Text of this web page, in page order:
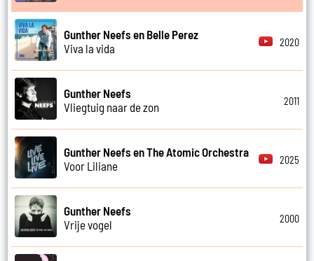
Gunther Neefs en Belle Perez
Viva la vida
2020
Gunther Neefs
Vliegtuig naar de zon
2011
Gunther Neefs en The Atomic Orchestra
Voor Liliane
2025
Gunther Neefs
Vrije vogel
2000